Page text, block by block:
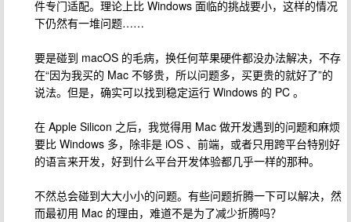
件专门适配。理论上比 Windows 面临的挑战要小，这样的情况
下仍然有一堆问题……
要是碰到 macOS 的毛病，换任何苹果硬件都没办法解决，不存
在“因为我买的 Mac 不够贵，所以问题多，买更贵的就好了”的
说法。但是，确实可以找到稳定运行 Windows 的 PC 。
在 Apple Silicon 之后，我觉得用 Mac 做开发遇到的问题和麻烦
要比 Windows 多，除非是 iOS 、前端，或者只用跨平台特别好
的语言来开发，好到什么平台开发体验都几乎一样的那种。
不然总会碰到大大小小的问题。有些问题折腾一下可以解决，然
而最初用 Mac 的理由，难道不是为了减少折腾吗？